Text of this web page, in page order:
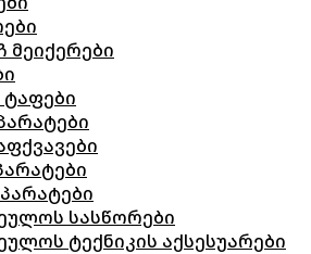
მეიქერები
სასწორები
ტექნიკის აქსესუარები